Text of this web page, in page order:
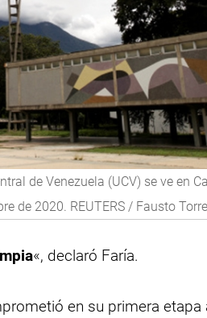
de Venezuela (UCV) se ve en
de 2020. REUTERS / Fausto
«, declaró Faría.
en su primera etapa